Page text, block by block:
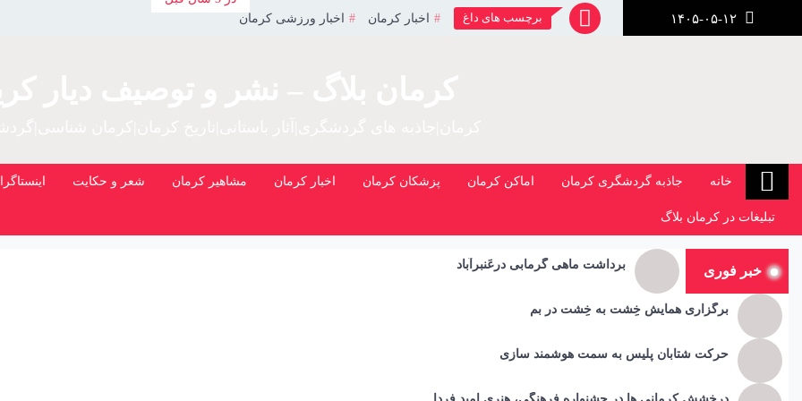
برچسب های داغ اخبار کرمان اخبار ورزشی کرمان
خانه جاذبه گردشگری کرمان اماکن کرمان پزشکان کرمان اخبار کرمان مشاهیر کرمان شعر و حکایت
تبلیغات در کرمان بلاگ
خبر فوری برداشت ماهی گرمابی درعَنبرآباد
برگزاری همایش خِشت به خِشت در بم
حرکت شتابان پلیس به سمت هوشمند سازی